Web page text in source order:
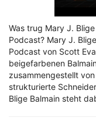
Was trug Mary J.
Podcast? Mary J.
Podcast von Scott
beigefarbenen
zusammengestellt
strukturierte
Blige Balmain steht